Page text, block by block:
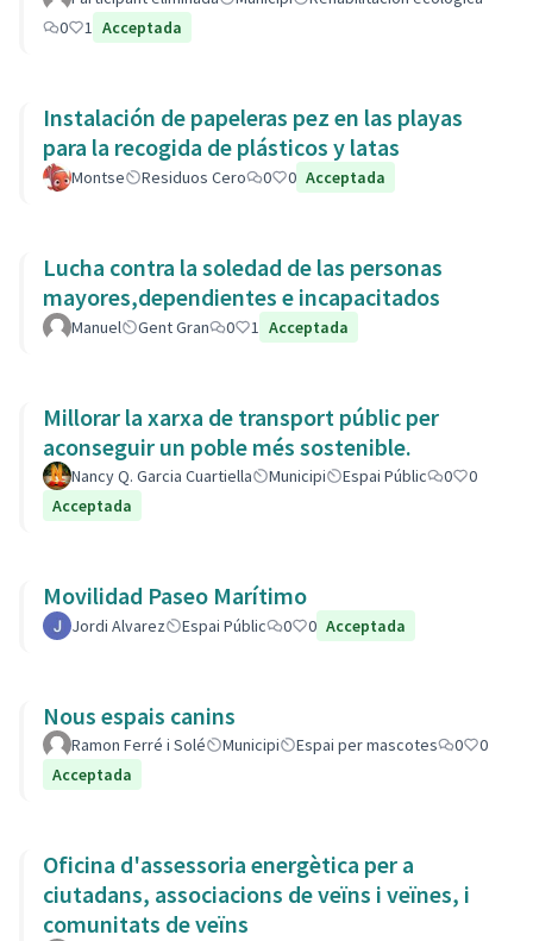
0
1 Acceptada
Instalación de papeleras pez en las playas
para la recogida de plásticos y latas
Montse Residuos Cero 0 0 Acceptada
Lucha contra la soledad de las personas
mayores,dependientes e incapacitados
Manuel Gent Gran 0 1 Acceptada
Millorar la xarxa de transport públic per
aconseguir un poble més sostenible.
Nancy Q. Garcia Cuartiella Municipi Espai Públic 0
0
Acceptada
Movilidad Paseo Marítimo
Jordi Alvarez Espai Públic 0 0 Acceptada
Nous espais canins
Ramon Ferré i Solé Municipi Espai per mascotes 0
0
Acceptada
Oficina d'assessoria energètica per a
ciutadans, associacions de veïns i veïnes, i
comunitats de veïns